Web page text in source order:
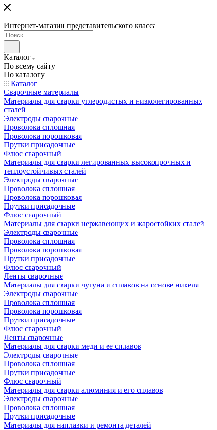
Интернет-магазин представительского класса
Каталог
По всему сайту
По каталогу
Каталог
Сварочные материалы
Материалы для сварки углеродистых и низколегированных
сталей
Электроды сварочные
Проволока сплошная
Проволока порошковая
Прутки присадочные
Флюс сварочный
Материалы для сварки легированных высокопрочных и
теплоустойчивых сталей
Электроды сварочные
Проволока сплошная
Проволока порошковая
Прутки присадочные
Флюс сварочный
Материалы для сварки нержавеющих и жаростойких сталей
Электроды сварочные
Проволока сплошная
Проволока порошковая
Прутки присадочные
Флюс сварочный
Ленты сварочные
Материалы для сварки чугуна и сплавов на основе никеля
Электроды сварочные
Проволока сплошная
Проволока порошковая
Прутки присадочные
Флюс сварочный
Ленты сварочные
Материалы для сварки меди и ее сплавов
Электроды сварочные
Проволока сплошная
Прутки присадочные
Флюс сварочный
Материалы для сварки алюминия и его сплавов
Электроды сварочные
Проволока сплошная
Прутки присадочные
Материалы для наплавки и ремонта деталей